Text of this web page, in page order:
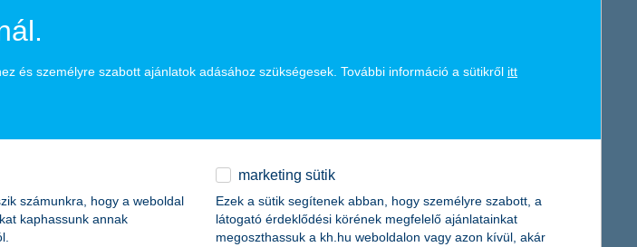
hogy ügyfelei igényeit minden időben magas szinten elégítse ki, és a lehető legteljesebb
kisvállalkozások, vállalatok és önkormányzatok finanszírozásán keresztül. A K&H 2015.
rendelkezett. A cégcsoport teljes tevékenysége hozzávetőlegesen 4000 magyar beszállítónak és
és személyre szabott ajánlatok adásához szükségesek. További információ a sütikről itt
számunkra, hogy a weboldal
kaphassunk annak
marketing sütik
Ezek a sütik segítenek abban, hogy személyre szabott, a
látogató érdeklődési körének megfelelő ajánlatainkat
megoszthassuk a kh.hu weboldalon vagy azon kívül, akár